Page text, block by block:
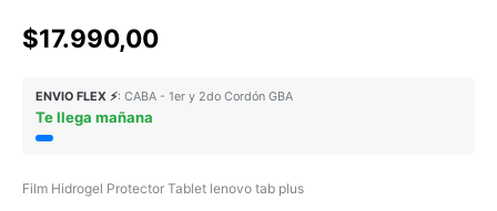
$17.990,00
ENVIO FLEX ⚡: CABA - 1er y 2do Cordón GBA
Te llega mañana
Film Hidrogel Protector Tablet lenovo tab plus